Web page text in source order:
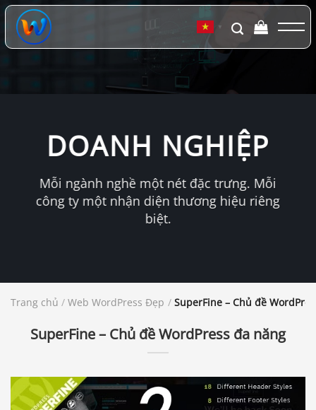
Chuyển
đến
dung
▼
DOANH NGHIỆP
Mỗi ngành nghề một nét đặc trưng. Mỗi
công ty một nhận diện thương hiệu riêng
biệt.
Trang chủ / Web WordPress Đẹp / SuperFine – Chủ đề
SuperFine – Chủ đề WordPress đa năng